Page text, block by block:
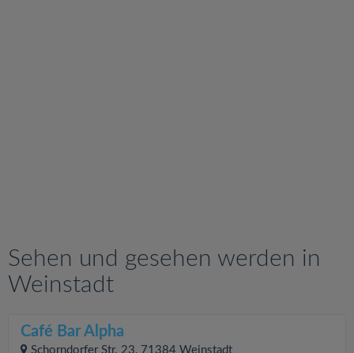
Sehen und gesehen werden in
Weinstadt
Café Bar Alpha
Schorndorfer Str. 23, 71384 Weinstadt
n